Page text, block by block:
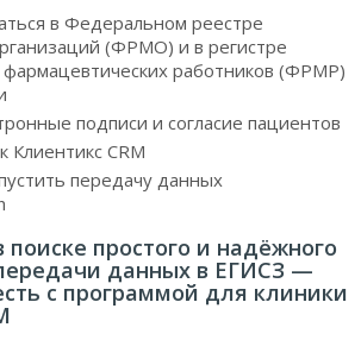
в Федеральном реестре
(ФРМО) и в регистре
работников (ФРМР)
подписи и согласие пациентов
Клиентикс CRM
передачу данных
простого и надёжного
данных в ЕГИСЗ —
с программой для клиники